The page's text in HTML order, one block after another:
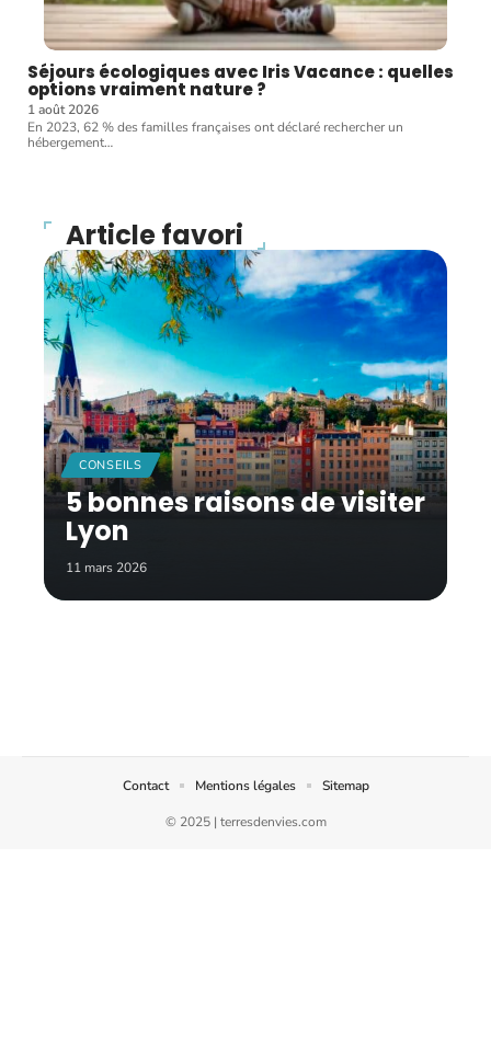
Séjours écologiques avec Iris Vacance : quelles
options vraiment nature ?
1 août 2026
En 2023, 62 % des familles françaises ont déclaré rechercher un
hébergement…
Article favori
CONSEILS
5 bonnes raisons de visiter
Lyon
11 mars 2026
© 2025 | terresdenvies.com
Contact Mentions légales Sitemap